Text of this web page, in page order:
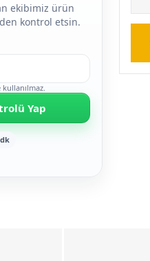
ekibimiz ürün
kontrol etsin.
Yap